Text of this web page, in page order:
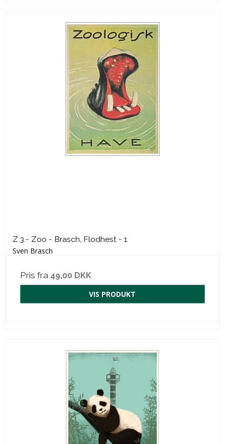
Z 3.- Zoo - Brasch, Flodhest - 1
Sven Brasch
Pris fra 49,00 DKK
VIS PRODUKT